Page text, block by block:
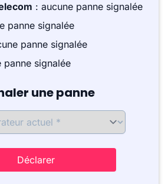
: aucune panne signalée
panne signalée
panne signalée
panne signalée
une panne
Déclarer